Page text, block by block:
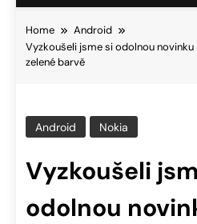
Home
Android
Vyzkoušeli jsme si odolnou novinku
zelené barvě
Android Nokia
Vyzkoušeli
odolnou